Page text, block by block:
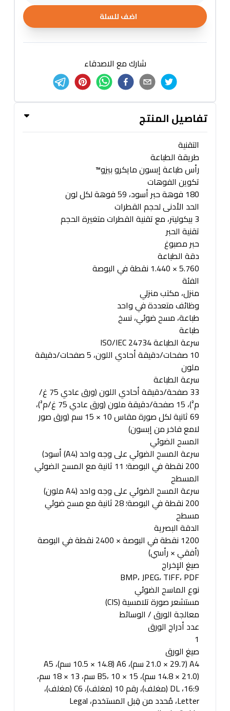
اضف للسلة
شارك مع الاصدقاء
تفاصيل المنتج
التقنية
طريقة الطباعة
رأس طباعة إبسون مايكرو بيزو™
تكوين الفوهات
180 فوهة حبر أسود، 59 فوهة لكل لون
الحد الأدنى لحجم القطرات
3 بيكوليتر، مع تقنية القطرات متغيرة الحجم
تقنية الحبر
حبر مصبوغ
دقة الطباعة
5.760 × 1.440 نقطة في البوصة
الفئة
منزل، مكتب منزلي
وظائف متعددة في واحد
طباعة، مسح ضوئي، نسخ
طباعة
سرعة الطباعة ISO/IEC 24734
10 صفحات/دقيقة أحادي اللون، 5 صفحات/دقيقة
ملون
سرعة الطباعة
33 صفحة/دقيقة أحادي اللون (ورق عادي 75 غ/
م²)، 15 صفحة/دقيقة ملون (ورق عادي 75 غ/م²)،
69 ثانية لكل صورة مقاس 10 × 15 سم (ورق صور
لامع فاخر من إبسون)
المسح الضوئي
سرعة المسح الضوئي على وجه واحد (A4) أسود)
200 نقطة في البوصة؛ 11 ثانية مع المسح الضوئي
المسطح
سرعة المسح الضوئي على وجه واحد (A4 ملون)
200 نقطة في البوصة؛ 28 ثانية مع مسح ضوئي
مسطح
الدقة البصرية
1200 نقطة في البوصة × 2400 نقطة في البوصة
(أفقي × رأسي)
صيغ الإخراج
BMP، JPEG، TIFF، PDF
نوع الماسح الضوئي
مستشعر صورة تلامسية (CIS)
معالجة الورق / الوسائط
عدد أدراج الورق
1
صيغ الورق
A4 (21.0 × 29.7 سم)، A6 (10.5 × 14.8 سم)، A5
(14.8 × 21.0 سم)، B5، 10 × 15 سم، 13 × 18 سم،
16:9، DL (مغلف)، رقم 10 (مغلف)، C6 (مغلف)،
Letter، مُحدد من قِبل المستخدم، Legal